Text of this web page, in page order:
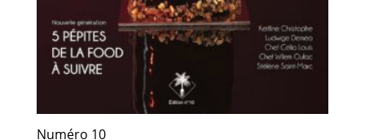
Numéro 10